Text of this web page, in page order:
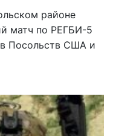
районе
матч по РЕГБИ-5
Посольств США и